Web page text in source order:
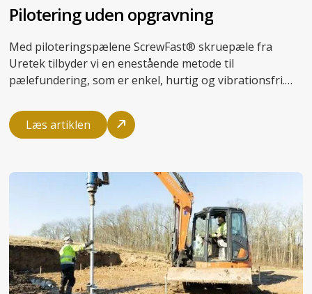
Pilotering uden opgravning
Med piloteringspæleneScrewFast® skruepæle fra
Uretek tilbyder vi en enestående metode til
pælefundering, som er enkel, hurtig og vibrationsfri.
omkringliggende bygninger og slipper for omfattende
reetablering. ScrewFast Skruepæle
Læs artiklen